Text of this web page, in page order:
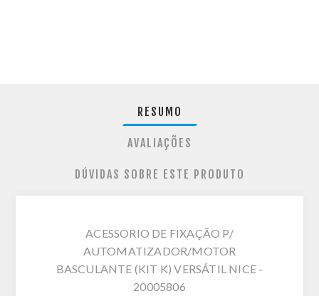
RESUMO
AVALIAÇÕES
DÚVIDAS SOBRE ESTE PRODUTO
ACESSORIO DE FIXAÇÃO P/
AUTOMATIZADOR/MOTOR
BASCULANTE (KIT K) VERSÁTIL NICE -
20005806